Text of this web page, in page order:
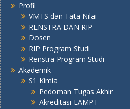
Profil
VMTS dan Tata Nilai
RENSTRA DAN RIP
Dosen
RIP Program Studi
Renstra Program Studi
Akademik
S1 Kimia
Pedoman Tugas Akhir
Akreditasi LAMPT